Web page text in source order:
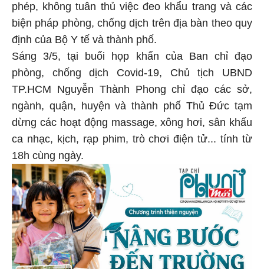
phép, không tuân thủ việc đeo khẩu trang và các
biện pháp phòng, chống dịch trên địa bàn theo quy
định của Bộ Y tế và thành phố.
Sáng 3/5, tại buổi họp khẩn của Ban chỉ đạo
phòng, chống dịch Covid-19, Chủ tịch UBND
TP.HCM Nguyễn Thành Phong chỉ đạo các sở,
ngành, quận, huyện và thành phố Thủ Đức tạm
dừng các hoạt động massage, xông hơi, sân khấu
ca nhạc, kịch, rạp phim, trò chơi điện tử... tính từ
18h cùng ngày.